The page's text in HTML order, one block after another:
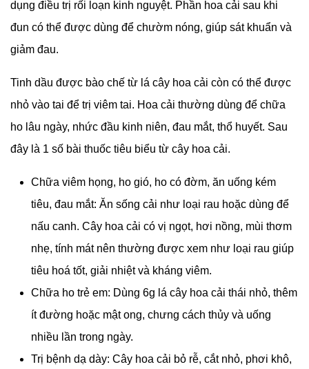
dụng điều trị rối loạn kinh nguyệt. Phần hoa cải sau khi
đun có thể được dùng để chườm nóng, giúp sát khuẩn và
giảm đau.
Tinh dầu được bào chế từ lá cây hoa cải còn có thể được
nhỏ vào tai để trị viêm tai. Hoa cải thường dùng để chữa
ho lâu ngày, nhức đầu kinh niên, đau mắt, thổ huyết. Sau
đây là 1 số bài thuốc tiêu biểu từ cây hoa cải.
Chữa viêm họng, ho gió, ho có đờm, ăn uống kém
tiêu, đau mắt: Ăn sống cải như loại rau hoặc dùng để
nấu canh. Cây hoa cải có vị ngọt, hơi nồng, mùi thơm
nhẹ, tính mát nên thường được xem như loại rau giúp
tiêu hoá tốt, giải nhiệt và kháng viêm.
Chữa ho trẻ em: Dùng 6g lá cây hoa cải thái nhỏ, thêm
ít đường hoặc mật ong, chưng cách thủy và uống
nhiều lần trong ngày.
Trị bệnh dạ dày: Cây hoa cải bỏ rễ, cắt nhỏ, phơi khô,